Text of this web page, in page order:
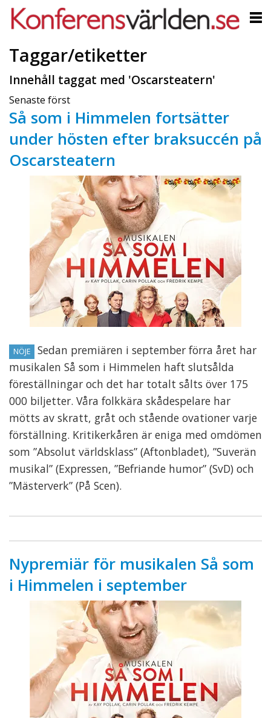
Taggar/etiketter
Innehåll taggat med 'Oscarsteatern'
Senaste först
Så som i Himmelen fortsätter
under hösten efter braksuccén på
Oscarsteatern
NÖJE
Sedan premiären i september förra året har
musikalen Så som i Himmelen haft slutsålda
föreställningar och det har totalt sålts över 175
000 biljetter. Våra folkkära skådespelare har
mötts av skratt, gråt och stående ovationer varje
förställning. Kritikerkåren är eniga med omdömen
som ”Absolut världsklass” (Aftonbladet), ”Suverän
musikal” (Expressen, ”Befriande humor” (SvD) och
”Mästerverk” (På Scen).
Nypremiär för musikalen Så som
i Himmelen i september